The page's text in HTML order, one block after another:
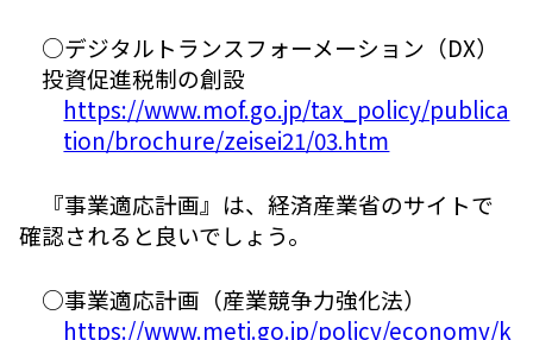
○デジタルトランスフォーメーション（DX）
投資促進税制の創設
https://www.mof.go.jp/tax_policy/publica
tion/brochure/zeisei21/03.htm
『事業適応計画』は、経済産業省のサイトで
確認されると良いでしょう。
○事業適応計画（産業競争力強化法）
https://www.meti.go.jp/policy/economy/k